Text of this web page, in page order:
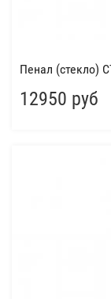
Пенал (стекло)
12950 руб